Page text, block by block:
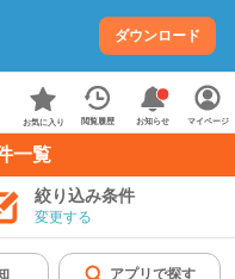
ダウンロード
お気に入り 閲覧履歴 お知らせ マイページ
一覧
絞り込み条件
変更する
アプリで探す